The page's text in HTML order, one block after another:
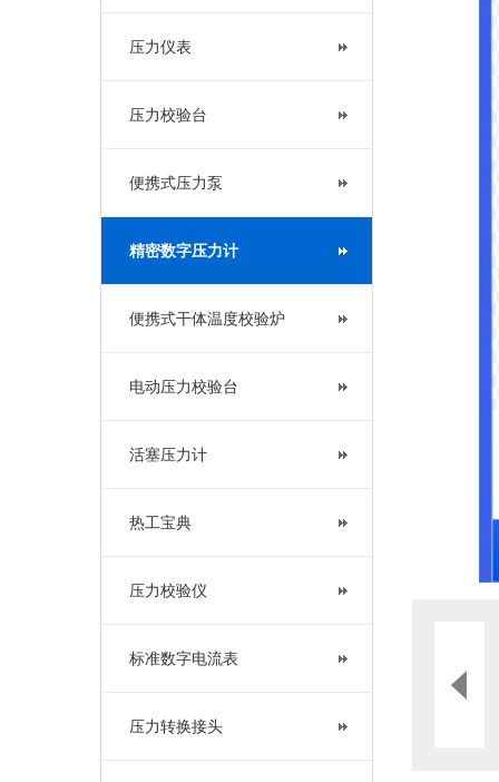
压力仪表
压力校验台
便携式压力泵
精密数字压力计
便携式干体温度校验炉
电动压力校验台
活塞压力计
热工宝典
压力校验仪
标准数字电流表
压力转换接头